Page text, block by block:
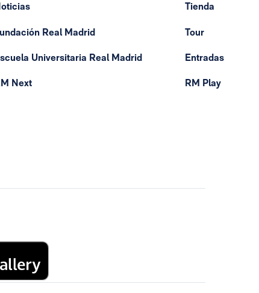
Real Madrid
Universitaria Real Madrid
Next
Tienda
Tour
Entradas
RM Play